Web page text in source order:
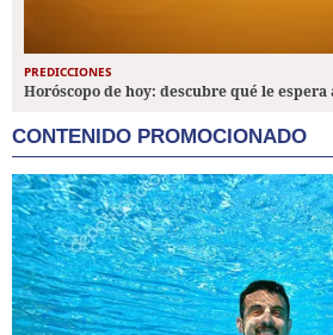
PREDICCIONES
Horóscopo de hoy: descubre qué le espera
CONTENIDO PROMOCIONADO